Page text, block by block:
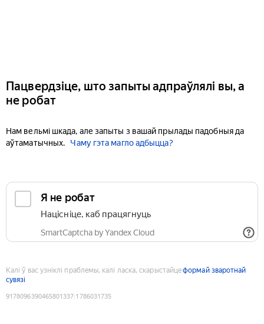
Пацвердзіце, што запыты адпраўлялі вы, а
не робат
Нам вельмі шкада, але запыты з вашай прылады падобныя да
аўтаматычных.
Чаму гэта магло адбыцца?
Я не робат
Націсніце, каб працягнуць
SmartCaptcha by Yandex Cloud
Калі ў вас узніклі праблемы, калі ласка, скарыстайцеформай зваротнай
сувязі
9178096390465801337:1786031735